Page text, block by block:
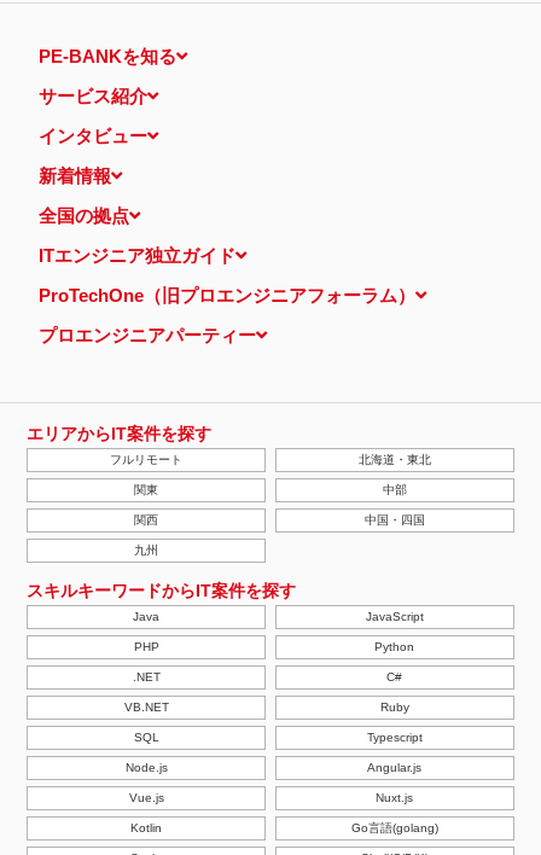
PE-BANKを知る
サービス紹介
インタビュー
新着情報
全国の拠点
ITエンジニア独立ガイド
ProTechOne（旧プロエンジニアフォーラム）
プロエンジニアパーティー
エリアからIT案件を探す
フルリモート 北海道・東北
関東 中部
関西 中国・四国
九州
スキルキーワードからIT案件を探す
Java JavaScript
PHP Python
.NET C#
VB.NET Ruby
SQL Typescript
Node.js Angular.js
Vue.js Nuxt.js
Kotlin Go言語(golang)